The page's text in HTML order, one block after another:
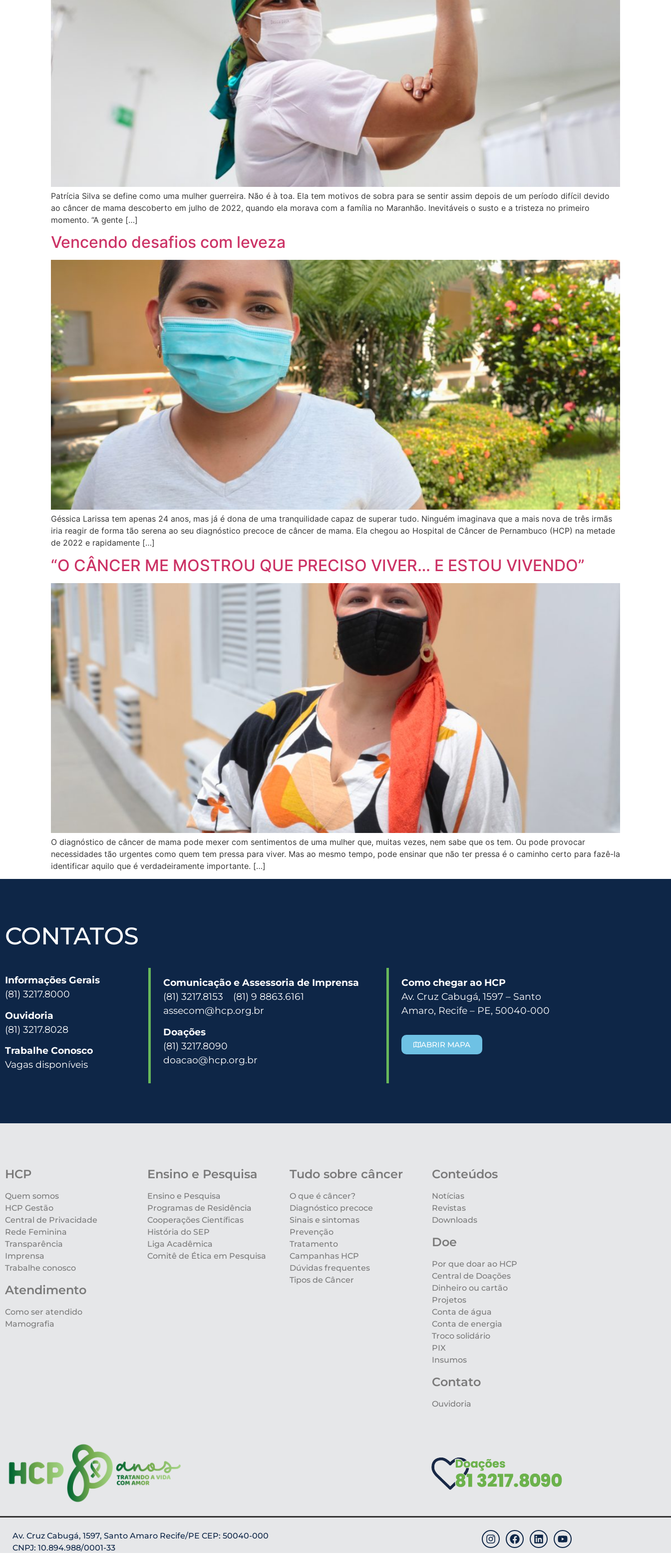
Patrícia Silva se define como uma mulher guerreira. Não é à toa. Ela tem motivos de sobra para se sentir assim depois de um período difícil devido
ao câncer de mama descoberto em julho de 2022, quando ela morava com a família no Maranhão. Inevitáveis o susto e a tristeza no primeiro
momento. “A gente […]
Vencendo desafios com leveza
Géssica Larissa tem apenas 24 anos, mas já é dona de uma tranquilidade capaz de superar tudo. Ninguém imaginava que a mais nova de três irmãs
iria reagir de forma tão serena ao seu diagnóstico precoce de câncer de mama. Ela chegou ao Hospital de Câncer de Pernambuco (HCP) na metade
de 2022 e rapidamente […]
“O CÂNCER ME MOSTROU QUE PRECISO VIVER… E ESTOU VIVENDO”
O diagnóstico de câncer de mama pode mexer com sentimentos de uma mulher que, muitas vezes, nem sabe que os tem. Ou pode provocar
necessidades tão urgentes como quem tem pressa para viver. Mas ao mesmo tempo, pode ensinar que não ter pressa é o caminho certo para fazê-la
identificar aquilo que é verdadeiramente importante. […]
CONTATOS
Informações Gerais
(81) 3217.8000
Ouvidoria
(81) 3217.8028
Trabalhe Conosco
Vagas disponíveis
Comunicação e Assessoria de Imprensa
(81) 3217.8153 (81) 9 8863.6161
assecom@hcp.org.br
Doações
(81) 3217.8090
doacao@hcp.org.br
Como chegar ao HCP
Av. Cruz Cabugá, 1597 – Santo
Amaro, Recife – PE, 50040-000
ABRIR MAPA
HCP
Quem somos
HCP Gestão
Central de Privacidade
Rede Feminina
Transparência
Imprensa
Trabalhe conosco
Atendimento
Como ser atendido
Mamografia
Ensino e Pesquisa
Ensino e Pesquisa
Programas de Residência
Cooperações Científicas
História do SEP
Liga Acadêmica
Comitê de Ética em Pesquisa
Tudo sobre câncer
O que é câncer?
Diagnóstico precoce
Sinais e sintomas
Prevenção
Tratamento
Campanhas HCP
Dúvidas frequentes
Tipos de Câncer
Conteúdos
Notícias
Revistas
Downloads
Doe
Por que doar ao HCP
Central de Doações
Dinheiro ou cartão
Projetos
Conta de água
Conta de energia
Troco solidário
PIX
Insumos
Contato
Ouvidoria
Av. Cruz Cabugá, 1597, Santo Amaro Recife/PE CEP: 50040-000
CNPJ: 10.894.988/0001-33